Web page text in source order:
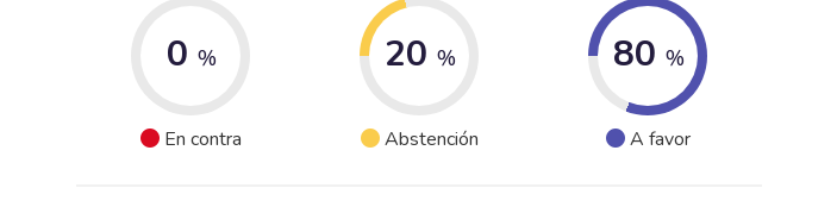
0 %
En contra
20 %
Abstención
80 %
A favor